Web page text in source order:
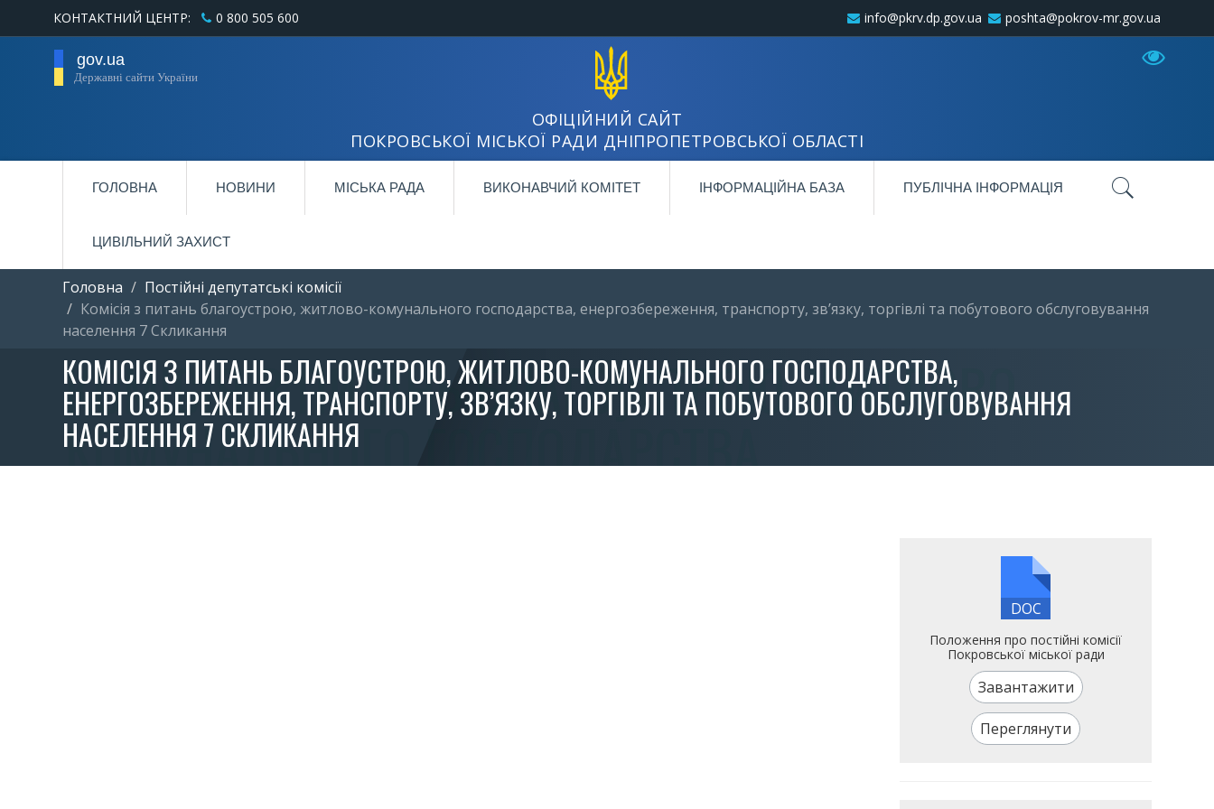
КОНТАКТНИЙ ЦЕНТР: 0 800 505 600 info@pkrv.dp.gov.ua poshta@pokrov-mr.gov.ua
gov.ua
Державні сайти України
ОФІЦІЙНИЙ САЙТ
ПОКРОВСЬКОЇ МІСЬКОЇ РАДИ ДНІПРОПЕТРОВСЬКОЇ ОБЛАСТІ
ГОЛОВНА НОВИНИ МІСЬКА РАДА ВИКОНАВЧИЙ КОМІТЕТ ІНФОРМАЦІЙНА БАЗА ПУБЛІЧНА ІНФОРМАЦІЯ
ЦИВІЛЬНИЙ ЗАХИСТ
Головна
Постійні депутатські комісії
Комісія з питань благоустрою, житлово-комунального господарства, енергозбереження, транспорту, зв’язку, торгівлі та побутового обслуговування
населення 7 Cкликання
КОМІСІЯ З ПИТАНЬ БЛАГОУСТРОЮ, ЖИТЛОВО-КОМУНАЛЬНОГО ГОСПОДАРСТВА,
ЕНЕРГОЗБЕРЕЖЕННЯ, ТРАНСПОРТУ, ЗВ’ЯЗКУ, ТОРГІВЛІ ТА ПОБУТОВОГО ОБСЛУГОВУВАННЯ
НАСЕЛЕННЯ 7 CКЛИКАННЯ
DOC
Положення про постійні комісії
Покровської міської ради
Завантажити
Переглянути